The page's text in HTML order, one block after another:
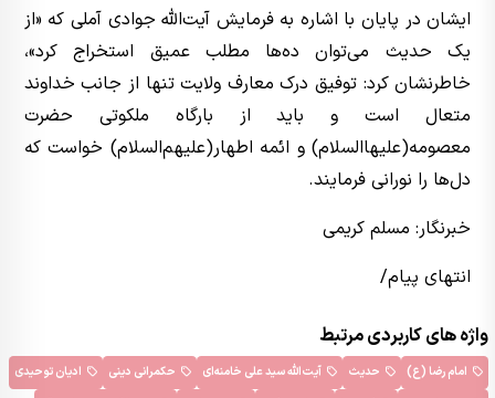
ایشان در پایان با اشاره به فرمایش آیت‌الله جوادی آملی که «از
یک حدیث می‌توان ده‌ها مطلب عمیق استخراج کرد»،
خاطرنشان کرد: توفیق درک معارف ولایت تنها از جانب خداوند
متعال است و باید از بارگاه ملکوتی حضرت
معصومه(علیها‌السلام) و ائمه اطهار(علیهم‌السلام) خواست که
دل‌ها را نورانی فرمایند.
خبرنگار: مسلم کریمی
انتهای پیام/
واژه های کاربردی مرتبط
امام رضا (ع) حدیث آیت‌الله سید علی خامنه‌ای حکمرانی دینی
ادیان توحیدی